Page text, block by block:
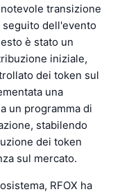
transizione
seguito dell'evento
è stato un
iniziale,
dei token sul
una
un programma di
stabilendo
dei token
sul mercato.
RFOX ha